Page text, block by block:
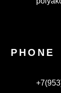
PHONE